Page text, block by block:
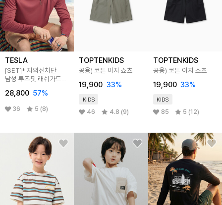
TESLA
[SET]* 자외선차단
남성 루즈핏 래쉬가드
세트
28,800 57%
36 5 (8)
TOPTENKIDS
공용) 코튼 이지 쇼츠
19,900 33%
KIDS
46 4.8 (9)
TOPTENKIDS
공용) 코튼 이지 쇼츠
19,900 33%
KIDS
85 5 (12)